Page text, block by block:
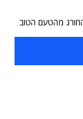
החורג מהטעם הטוב